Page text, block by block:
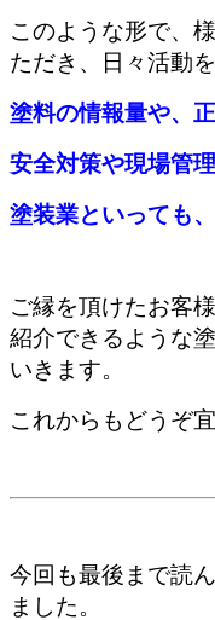
このような形で、
ただき、日々活動
塗料の情報量や、
安全対策や現場管理
塗装業といっても、
ご縁を頂けたお客
紹介できるような
いきます。
これからもどうぞ
今回も最後まで読
ました。